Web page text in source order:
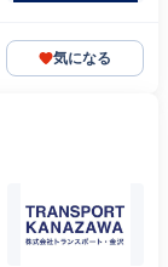
気になる